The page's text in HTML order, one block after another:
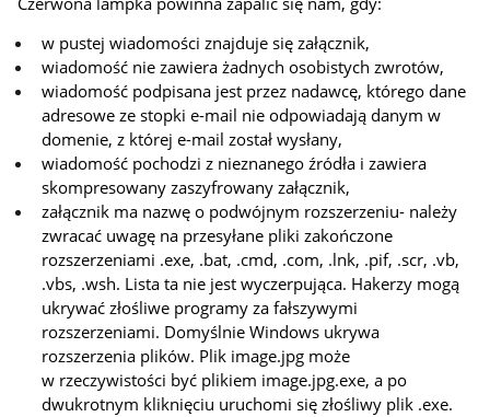
w pustej wiadomości znajduje się załącznik,
wiadomość nie zawiera żadnych osobistych zwrotów,
wiadomość podpisana jest przez nadawcę, którego dane
adresowe ze stopki e-mail nie odpowiadają danym w
domenie, z której e-mail został wysłany,
wiadomość pochodzi z nieznanego źródła i zawiera
skompresowany zaszyfrowany załącznik,
załącznik ma nazwę o podwójnym rozszerzeniu- należy
zwracać uwagę na przesyłane pliki zakończone
rozszerzeniami .exe, .bat, .cmd, .com, .lnk, .pif, .scr, .vb,
.vbs, .wsh. Lista ta nie jest wyczerpująca. Hakerzy mogą
ukrywać złośliwe programy za fałszywymi
rozszerzeniami. Domyślnie Windows ukrywa
rozszerzenia plików. Plik image.jpg może
w rzeczywistości być plikiem image.jpg.exe, a po
dwukrotnym kliknięciu uruchomi się złośliwy plik .exe.